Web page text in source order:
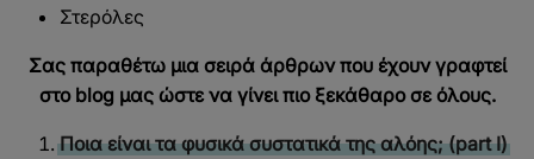
Στερόλες
Σας παραθέτω μια σειρά άρθρων που έχουν γραφτεί
στο blog μας ώστε να γίνει πιο ξεκάθαρο σε όλους.
Ποια είναι τα φυσικά συστατικά της αλόης; (part I)